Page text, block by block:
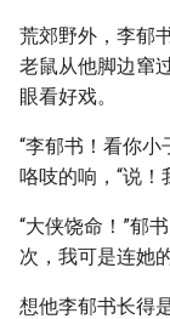
荒郊野外，李郁
老鼠从他脚边窜
眼看好戏。
“李郁书！看你
咯吱的响，“说！
“大侠饶命！”郁
次，我可是连她
想他李郁书长得